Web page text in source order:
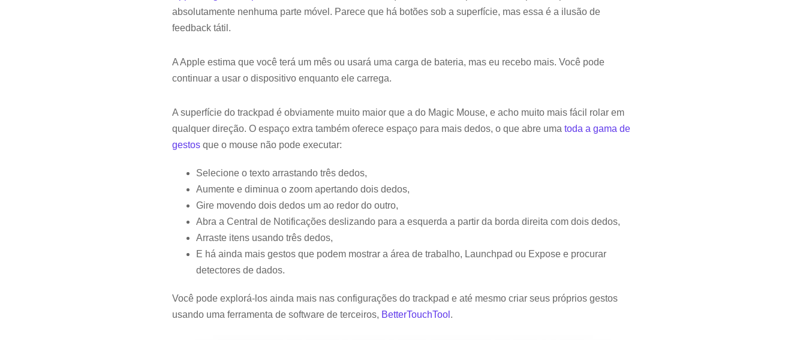
absolutamente nenhuma parte móvel. Parece que há botões sob a superfície, mas essa é a ilusão de
feedback tátil.
A Apple estima que você terá um mês ou usará uma carga de bateria, mas eu recebo mais. Você pode
continuar a usar o dispositivo enquanto ele carrega.
A superfície do trackpad é obviamente muito maior que a do Magic Mouse, e acho muito mais fácil rolar em
qualquer direção. O espaço extra também oferece espaço para mais dedos, o que abre uma toda a gama de
gestos que o mouse não pode executar:
Selecione o texto arrastando três dedos,
Aumente e diminua o zoom apertando dois dedos,
Gire movendo dois dedos um ao redor do outro,
Abra a Central de Notificações deslizando para a esquerda a partir da borda direita com dois dedos,
Arraste itens usando três dedos,
E há ainda mais gestos que podem mostrar a área de trabalho, Launchpad ou Expose e procurar
detectores de dados.
Você pode explorá-los ainda mais nas configurações do trackpad e até mesmo criar seus próprios gestos
usando uma ferramenta de software de terceiros, BetterTouchTool .